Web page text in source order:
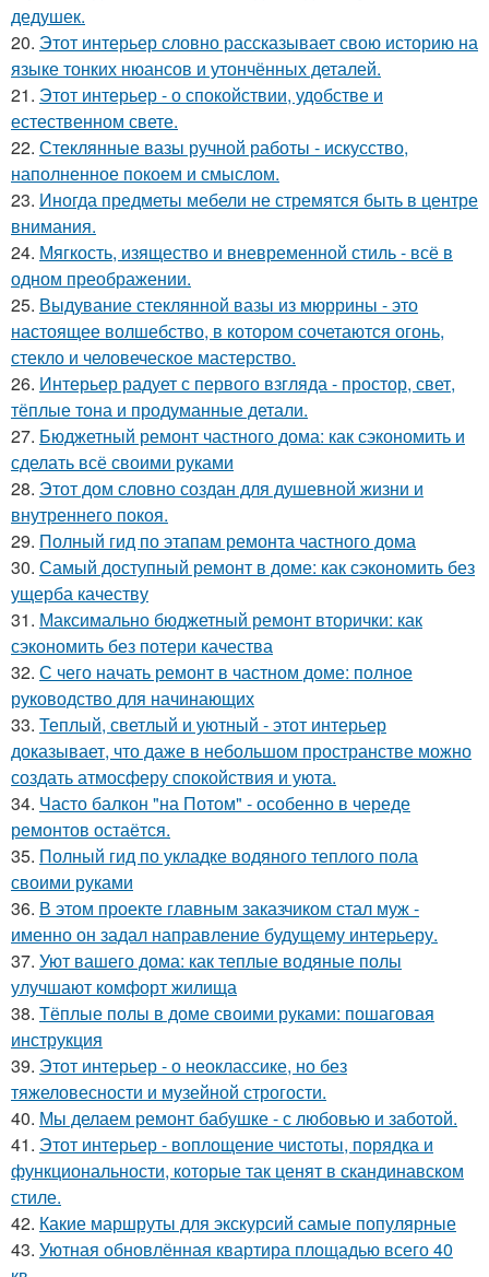
дедушек.
20. Этот интерьер словно рассказывает свою историю на
языке тонких нюансов и утончённых деталей.
21. Этот интерьер - о спокойствии, удобстве и
естественном свете.
22. Стеклянные вазы ручной работы - искусство,
наполненное покоем и смыслом.
23. Иногда предметы мебели не стремятся быть в центре
внимания.
24. Мягкость, изящество и вневременной стиль - всё в
одном преображении.
25. Выдувание стеклянной вазы из мюррины - это
настоящее волшебство, в котором сочетаются огонь,
стекло и человеческое мастерство.
26. Интерьер радует с первого взгляда - простор, свет,
тёплые тона и продуманные детали.
27. Бюджетный ремонт частного дома: как сэкономить и
сделать всё своими руками
28. Этот дом словно создан для душевной жизни и
внутреннего покоя.
29. Полный гид по этапам ремонта частного дома
30. Самый доступный ремонт в доме: как сэкономить без
ущерба качеству
31. Максимально бюджетный ремонт вторички: как
сэкономить без потери качества
32. С чего начать ремонт в частном доме: полное
руководство для начинающих
33. Теплый, светлый и уютный - этот интерьер
доказывает, что даже в небольшом пространстве можно
создать атмосферу спокойствия и уюта.
34. Часто балкон "на Потом" - особенно в череде
ремонтов остаётся.
35. Полный гид по укладке водяного теплого пола
своими руками
36. В этом проекте главным заказчиком стал муж -
именно он задал направление будущему интерьеру.
37. Уют вашего дома: как теплые водяные полы
улучшают комфорт жилища
38. Тёплые полы в доме своими руками: пошаговая
инструкция
39. Этот интерьер - о неоклассике, но без
тяжеловесности и музейной строгости.
40. Мы делаем ремонт бабушке - с любовью и заботой.
41. Этот интерьер - воплощение чистоты, порядка и
функциональности, которые так ценят в скандинавском
стиле.
42. Какие маршруты для экскурсий самые популярные
43. Уютная обновлённая квартира площадью всего 40